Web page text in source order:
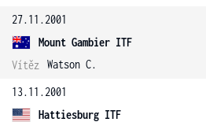
27.11.2001
Mount Gambier ITF
Vítěz
Watson C.
13.11.2001
Hattiesburg ITF